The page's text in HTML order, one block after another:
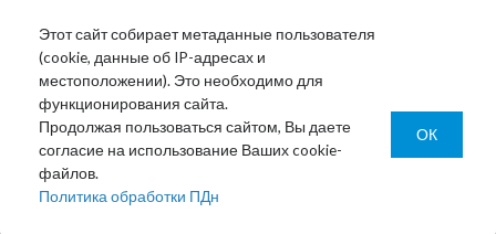
* Цены, указанные на сайте, носят исключительно
информативный характер и могут быть в любое время
изменены.
Окончательную информация необходимо уточнять у
администратора в регистратуре или по телефону:
+7 (343) 355-56-57.
© 1993-2026 ООО МО «Новая больница»
Этот сайт собирает метаданные пользователя
(cookie, данные об IP-адресах и
местоположении). Это необходимо для
функционирования сайта.
Продолжая пользоваться сайтом, Вы даете
согласие на использование Ваших cookie-
файлов.
Политика обработки ПДн
ОК